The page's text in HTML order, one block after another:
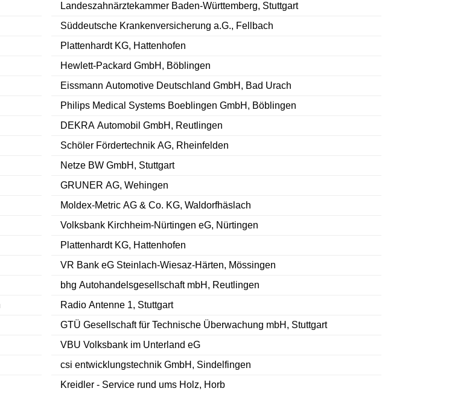
Landeszahnärztekammer Baden-Württemberg, Stuttgart
Süddeutsche Krankenversicherung a.G., Fellbach
Plattenhardt KG, Hattenhofen
Hewlett-Packard GmbH, Böblingen
Eissmann Automotive Deutschland GmbH, Bad Urach
Philips Medical Systems Boeblingen GmbH, Böblingen
DEKRA Automobil GmbH, Reutlingen
Schöler Fördertechnik AG, Rheinfelden
Netze BW GmbH, Stuttgart
GRUNER AG, Wehingen
Moldex-Metric AG & Co. KG, Waldorfhäslach
Volksbank Kirchheim-Nürtingen eG, Nürtingen
Plattenhardt KG, Hattenhofen
VR Bank eG Steinlach-Wiesaz-Härten, Mössingen
bhg Autohandelsgesellschaft mbH, Reutlingen
Radio Antenne 1, Stuttgart
GTÜ Gesellschaft für Technische Überwachung mbH, Stuttgart
VBU Volksbank im Unterland eG
csi entwicklungstechnik GmbH, Sindelfingen
Kreidler - Service rund ums Holz, Horb